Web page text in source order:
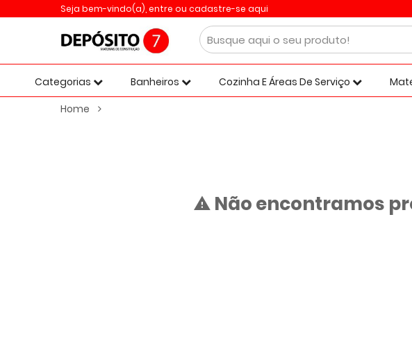
Seja bem-vindo(a), entre ou cadastre-se aqui
Categorias Banheiros Cozinha E Áreas De Serviço
Home
Não encontramos